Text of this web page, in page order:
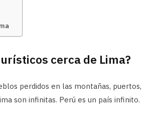
cerca de Lima?
perdidos en las montañas, puertos,
son infinitas. Perú es un país infinito.